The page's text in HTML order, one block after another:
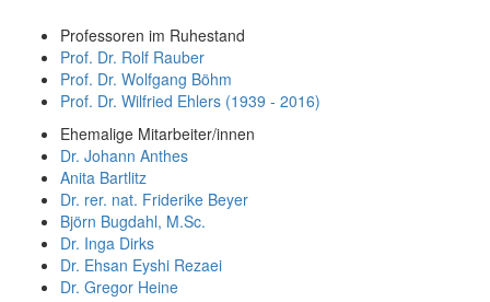
Professoren im Ruhestand
Prof. Dr. Rolf Rauber
Prof. Dr. Wolfgang Böhm
Prof. Dr. Wilfried Ehlers (1939 - 2016)
Ehemalige Mitarbeiter/innen
Dr. Johann Anthes
Anita Bartlitz
Dr. rer. nat. Friderike Beyer
Björn Bugdahl, M.Sc.
Dr. Inga Dirks
Dr. Ehsan Eyshi Rezaei
Dr. Gregor Heine